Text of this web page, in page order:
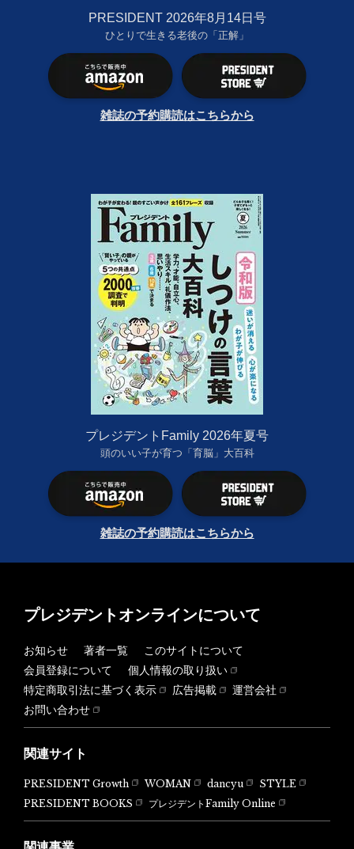
PRESIDENT 2026年8月14日号
ひとりで生きる老後の「正解」
雑誌の予約購読はこちらから
プレジデントFamily 2026年夏号
頭のいい子が育つ「育脳」大百科
雑誌の予約購読はこちらから
プレジデントオンラインについて
お知らせ 著者一覧
このサイトについて
会員登録について
個人情報の取り扱い
特定商取引法に基づく表示
広告掲載
運営会社
お問い合わせ
関連サイト
PRESIDENT Growth WOMAN dancyu
STYLE
PRESIDENT BOOKS
プレジデントFamily Online